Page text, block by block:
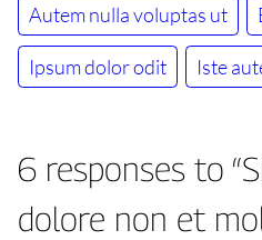
Autem nulla voluptas ut
Ipsum dolor odit Iste
6 responses to
dolore non et